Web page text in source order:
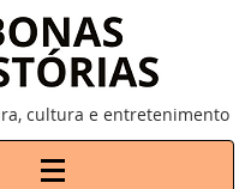
cultura e entretenimento